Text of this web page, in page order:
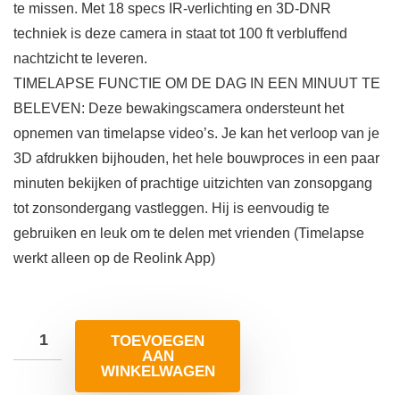
te missen. Met 18 specs IR-verlichting en 3D-DNR
techniek is deze camera in staat tot 100 ft verbluffend
nachtzicht te leveren.
TIMELAPSE FUNCTIE OM DE DAG IN EEN MINUUT TE
BELEVEN: Deze bewakingscamera ondersteunt het
opnemen van timelapse video’s. Je kan het verloop van je
3D afdrukken bijhouden, het hele bouwproces in een paar
minuten bekijken of prachtige uitzichten van zonsopgang
tot zonsondergang vastleggen. Hij is eenvoudig te
gebruiken en leuk om te delen met vrienden (Timelapse
werkt alleen op de Reolink App)
TOEVOEGEN
AAN
WINKELWAGEN